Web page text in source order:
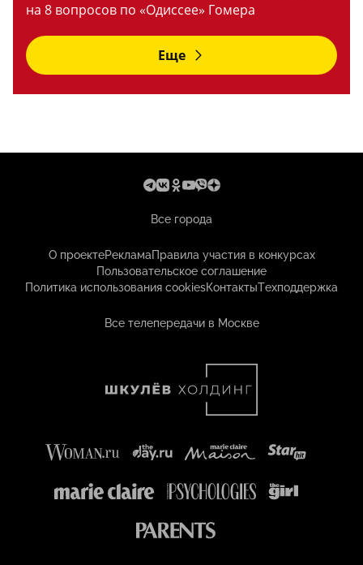
на 8 вопросов по «Одиссее» Гомера
Еще
Все города
О проектеРекламаПравила участия в конкурсах
Пользовательское соглашение
Политика использования cookiesКонтактыТехподдержка
Все телепередачи в Москве